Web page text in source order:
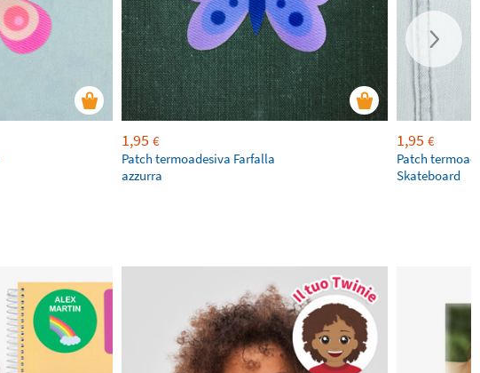
1,95 €
Patch termoadesiva Farfalla
azzurra
1,95 €
Patch
Skateboard